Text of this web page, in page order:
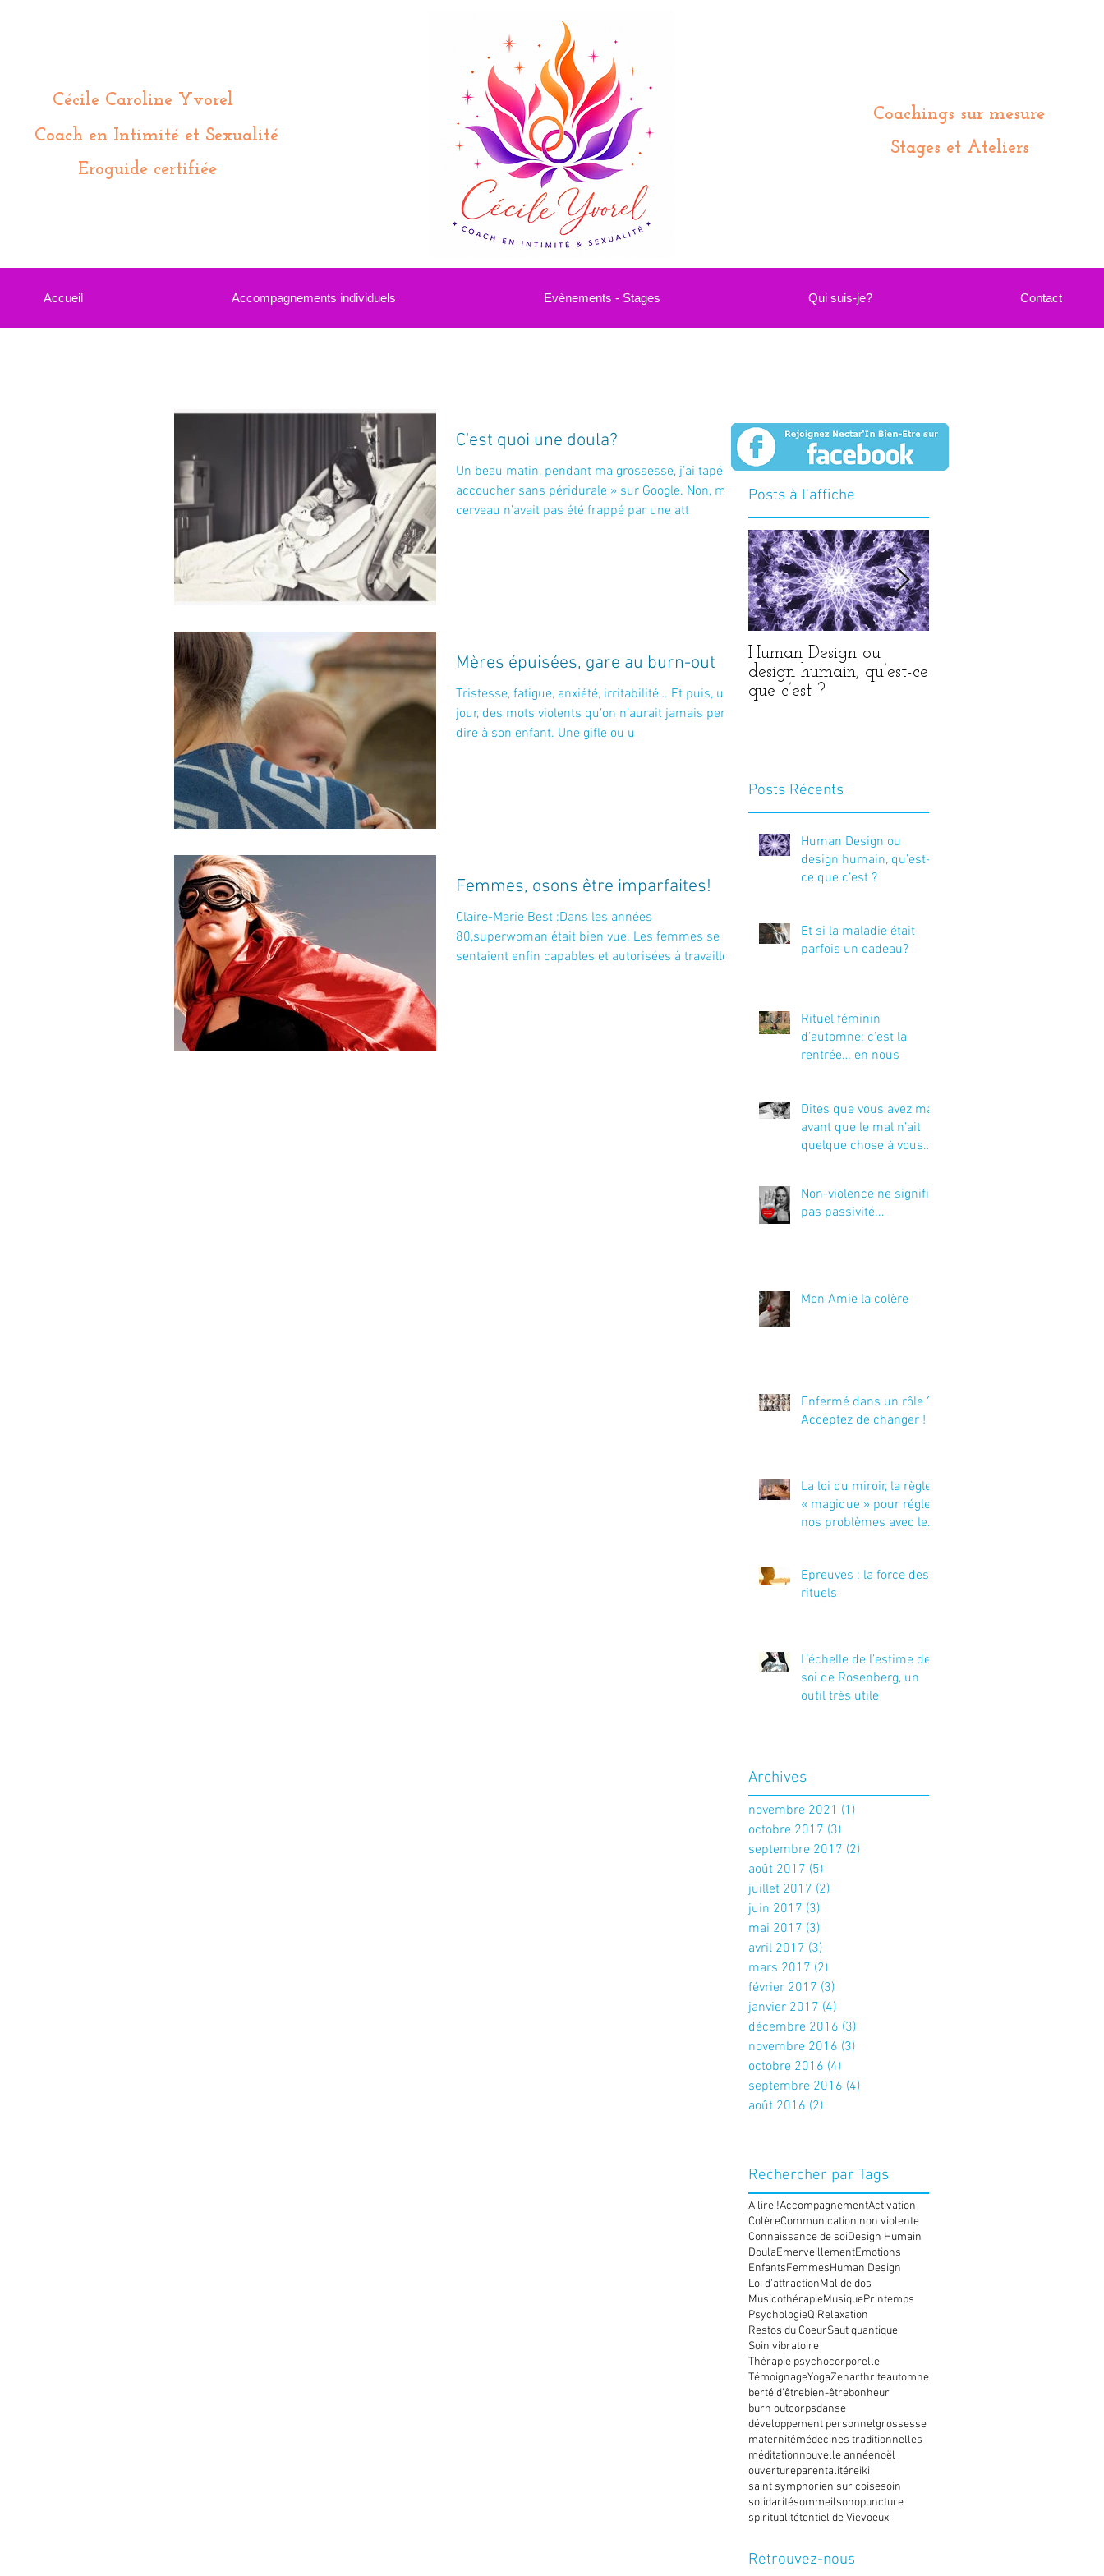
Cécile Caroline Yvorel
Coach en Intimité et Sexualité
Eroguide certifiée
Coachings sur mesure
Stages et Ateliers
Accueil Accompagnements individuels Evènements - Stages Qui suis-je? Contact
C'est quoi une doula?
Un beau matin, pendant ma grossesse, j’ai tapé «
accoucher sans péridurale » sur Google. Non, mon
cerveau n’avait pas été frappé par une att
Mères épuisées, gare au burn-out
Tristesse, fatigue, anxiété, irritabilité… Et puis, un
jour, des mots violents qu’on n’aurait jamais pensé
dire à son enfant. Une gifle ou u
Femmes, osons être imparfaites!
Claire-Marie Best :Dans les années
80,superwoman était bien vue. Les femmes se
sentaient enfin capables et autorisées à travailler,
Posts à l'affiche
Human Design ou
design humain, qu’est-ce
que c’est ?
Posts Récents
Human Design ou
design humain, qu’est-
ce que c’est ?
Et si la maladie était
parfois un cadeau?
Rituel féminin
d’automne: c’est la
rentrée… en nous
Dites que vous avez mal
avant que le mal n’ait
quelque chose à vous
Non-violence ne signifie
pas passivité...
Mon Amie la colère
Enfermé dans un rôle ?
Acceptez de changer !
La loi du miroir, la règle
« magique » pour régler
nos problèmes avec les
Epreuves : la force des
rituels
L’échelle de l’estime de
soi de Rosenberg, un
outil très utile
Archives
novembre 2021 (1)
octobre 2017 (3)
septembre 2017 (2)
août 2017 (5)
juillet 2017 (2)
juin 2017 (3)
mai 2017 (3)
avril 2017 (3)
mars 2017 (2)
février 2017 (3)
janvier 2017 (4)
décembre 2016 (3)
novembre 2016 (3)
octobre 2016 (4)
septembre 2016 (4)
août 2016 (2)
Rechercher par Tags
A lire !AccompagnementActivation
ColèreCommunication non violente
Connaissance de soiDesign Humain
DoulaEmerveillementEmotions
EnfantsFemmesHuman Design
Loi d'attractionMal de dos
MusicothérapieMusiquePrintemps
PsychologieQiRelaxation
Restos du CoeurSaut quantique
Soin vibratoire
Thérapie psychocorporelle
TémoignageYogaZenarthriteautomne
berté d'êtrebien-êtrebonheur
burn outcorpsdanse
développement personnelgrossesse
maternitémédecines traditionnelles
méditationnouvelle annéenoël
ouvertureparentalitéreiki
saint symphorien sur coisesoin
solidaritésommeilsonopuncture
spiritualitétentiel de Vievoeux
Retrouvez-nous